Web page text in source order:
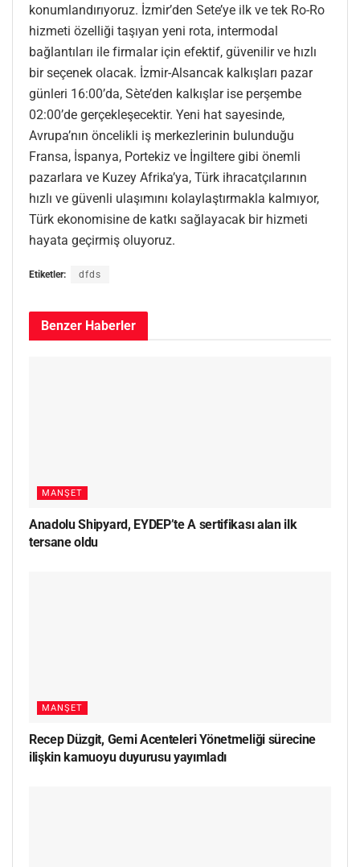
konumlandırıyoruz. İzmir’den Sete’ye ilk ve tek Ro-Ro
hizmeti özelliği taşıyan yeni rota, intermodal
bağlantıları ile firmalar için efektif, güvenilir ve hızlı
bir seçenek olacak. İzmir-Alsancak kalkışları pazar
günleri 16:00’da, Sète’den kalkışlar ise perşembe
02:00’de gerçekleşecektir. Yeni hat sayesinde,
Avrupa’nın öncelikli iş merkezlerinin bulunduğu
Fransa, İspanya, Portekiz ve İngiltere gibi önemli
pazarlara ve Kuzey Afrika’ya, Türk ihracatçılarının
hızlı ve güvenli ulaşımını kolaylaştırmakla kalmıyor,
Türk ekonomisine de katkı sağlayacak bir hizmeti
hayata geçirmiş oluyoruz.
Etiketler: dfds
Benzer Haberler
MANŞET
Anadolu Shipyard, EYDEP’te A sertifikası alan ilk
tersane oldu
MANŞET
Recep Düzgit, Gemi Acenteleri Yönetmeliği sürecine
ilişkin kamuoyu duyurusu yayımladı